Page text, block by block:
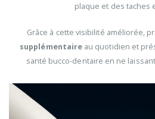
plaque et des taches
Grâce à cette visibilité améliorée,
supplémentaire au quotidien et
santé bucco-dentaire en ne